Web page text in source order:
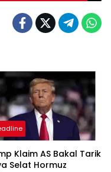
Klaim AS Bakal Tarik
Selat Hormuz